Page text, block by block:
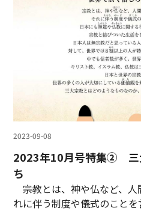
2023-09-08
2023年10月号特集② 三
ち
宗教とは、神や仏など、
れに伴う制度や儀式のこと